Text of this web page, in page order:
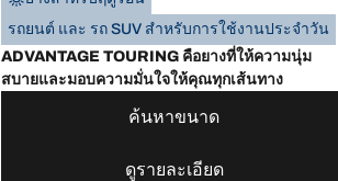
รถยนต์ และ รถ SUV สำหรับการใช้งานประจำวัน
ADVANTAGE TOURING คือยางที่ให้ความนุ่ม
สบายและมอบความมั่นใจให้คุณทุกเส้นทาง
ค้นหาขนาด
ดูรายละเอียด